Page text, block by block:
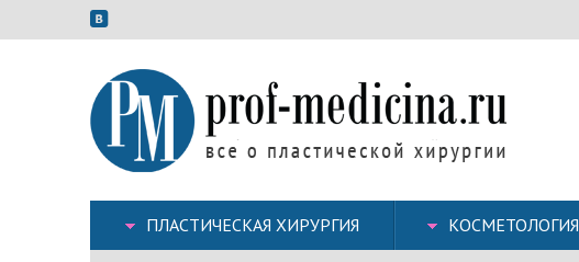
ПЛАСТИЧЕСКАЯ ХИРУРГИЯ КОСМЕТОЛОГИЯ